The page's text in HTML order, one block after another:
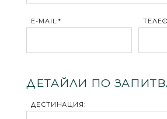
E-MAIL:*
ДЕТАЙЛИ ПО
ДЕСТИНАЦИЯ: